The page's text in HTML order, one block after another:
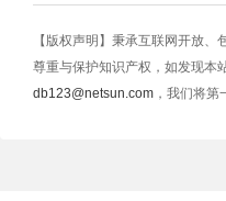
【版权声明】秉承互联网开放
尊重与保护知识产权，如发现本
db123@netsun.com ，我们将第